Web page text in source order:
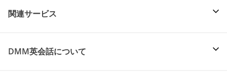
関連サービス
DMM英会話について